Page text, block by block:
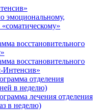
эмоциональному,
восстановительного
восстановительного
Интенсив»
отделения
в неделю)
лечения отделения
в неделю)